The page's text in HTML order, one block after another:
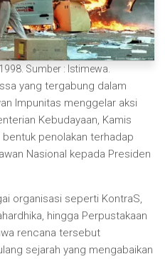
Sumber : Istimewa.
yang tergabung dalam
Impunitas menggelar aksi
Kebudayaan, Kamis
penolakan terhadap
Nasional kepada Presiden
organisasi seperti KontraS,
hingga Perpustakaan
rencana tersebut
sejarah yang mengabaikan